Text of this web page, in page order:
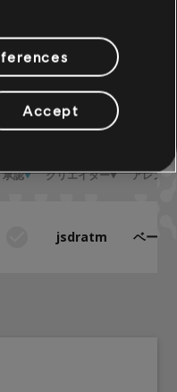
アレン
承認 クリエイター アレン
jsdratm ベース
Accept